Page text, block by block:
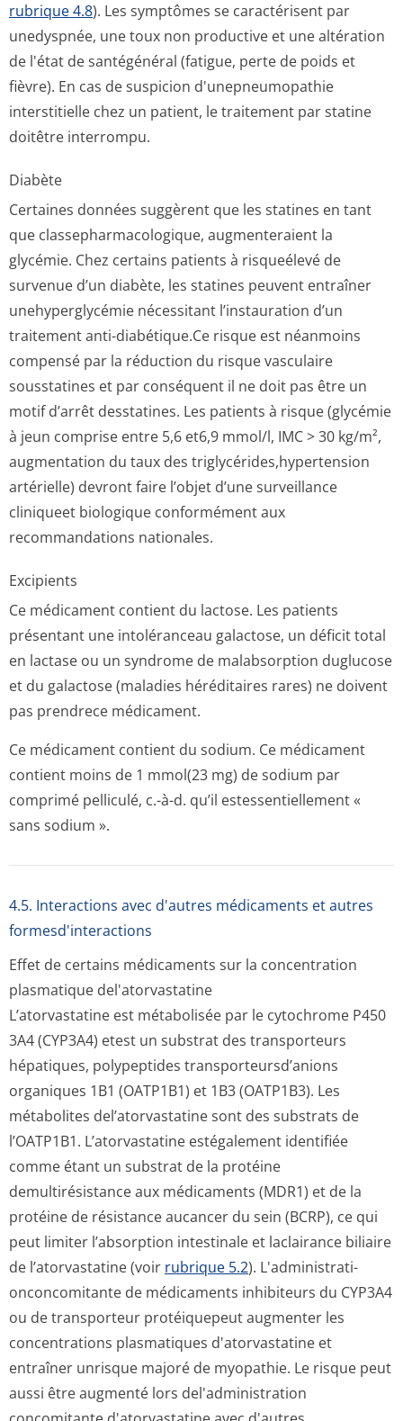
rubrique 4.8). Les symptômes se caractérisent par
unedyspnée, une toux non productive et une altération
de l'état de santégénéral (fatigue, perte de poids et
fièvre). En cas de suspicion d'unepneumopathie
interstitielle chez un patient, le traitement par statine
doitêtre interrompu.
Diabète
Certaines données suggèrent que les statines en tant
que classepharmaco­logique, augmenteraient la
glycémie. Chez certains patients à risqueélevé de
survenue d’un diabète, les statines peuvent entraîner
unehyperglycémie nécessitant l’instauration d’un
traitement anti-diabétique.Ce risque est néanmoins
compensé par la réduction du risque vasculaire
sousstatines et par conséquent il ne doit pas être un
motif d’arrêt desstatines. Les patients à risque (glycémie
à jeun comprise entre 5,6 et6,9 mmol/l, IMC > 30 kg/m²,
augmentation du taux des triglycérides,hy­pertension
artérielle) devront faire l’objet d’une surveillance
cliniqueet biologique conformément aux
recommandations nationales.
Excipients
Ce médicament contient du lactose. Les patients
présentant une intoléranceau galactose, un déficit total
en lactase ou un syndrome de malabsorption duglucose
et du galactose (maladies héréditaires rares) ne doivent
pas prendrece médicament.
Ce médicament contient du sodium. Ce médicament
contient moins de 1 mmol(23 mg) de sodium par
comprimé pelliculé, c.-à-d. qu’il estessentiellement «
sans sodium ».
4.5. Interactions avec d'autres médicaments et autres
formesd'interactions
Effet de certains médicaments sur la concentration
plasmatique del'atorvastatine
L’atorvastatine est métabolisée par le cytochrome P450
3A4 (CYP3A4) etest un substrat des transporteurs
hépatiques, polypeptides transporteursd’a­nions
organiques 1B1 (OATP1B1) et 1B3 (OATP1B3). Les
métabolites del’atorvastatine sont des substrats de
l’OATP1B1. L’atorvastatine estégalement identifiée
comme étant un substrat de la protéine
demultirésistance aux médicaments (MDR1) et de la
protéine de résistance aucancer du sein (BCRP), ce qui
peut limiter l’absorption intestinale et laclairance biliaire
de l’atorvastatine (voir rubrique 5.2). L'administrati­
onconcomitante de médicaments inhibiteurs du CYP3A4
ou de transporteur protéiquepeut augmenter les
concentrations plasmatiques d'atorvastatine et
entraîner unrisque majoré de myopathie. Le risque peut
aussi être augmenté lors del'administration